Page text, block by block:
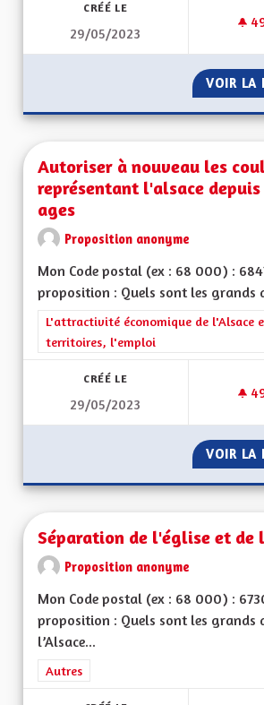
CRÉÉ LE
29/05/2023
VOIR LA
Autoriser à nouveau les
représentant l'alsace depuis
ages
Proposition anonyme
Mon Code postal (ex : 68 000) :
proposition : Quels sont les grands
Filtrer les résultats de la catégorie :
L'attractivité économique de l'Alsace
territoires, l'emploi
CRÉÉ LE
29/05/2023
VOIR LA
Séparation de l'église et de
Proposition anonyme
Mon Code postal (ex : 68 000) :
proposition : Quels sont les grands
l’Alsace...
Filtrer les résultats de la catégorie :
Autres